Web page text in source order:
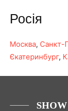
Росія
Москва, Санкт-
Єкатеринбург,